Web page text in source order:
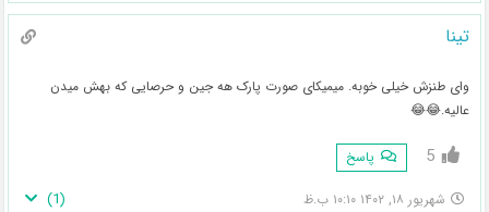
تینا
وای طنزش خیلی خوبه. میمیکای صورت پارک هه جین و حرصایی که بهش میدن
عالیه.😂😂
5 پاسخ
شهریور ۱۸, ۱۴۰۲ ۱۰:۱۰ ب.ظ (
1
)